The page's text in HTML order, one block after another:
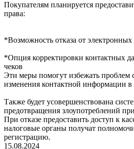
Покупателям планируется
права:
*Возможность отказа от электронных
*Опция корректировки контактных
чеков
Эти меры помогут избежать проблем
изменения контактной информации в
Также будет усовершенствована
предотвращения злоупотреблений
При отказе предоставить доступ к
налоговые органы получат
регистрацию.
15.08.2024